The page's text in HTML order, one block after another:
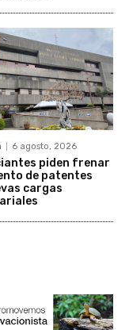
6 agosto, 2026
piden frenar
de patentes
cargas